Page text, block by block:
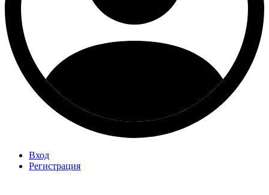
Вход
Регистрация